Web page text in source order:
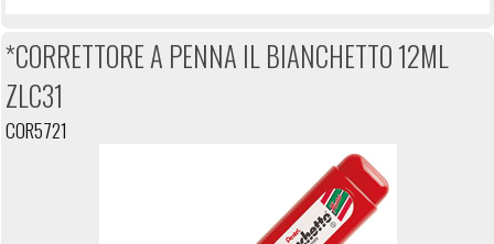
*CORRETTORE A PENNA IL BIANCHETTO 12ML
ZLC31
COR5721